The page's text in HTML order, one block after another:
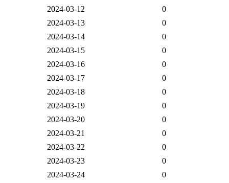
2024-03-12
0
2024-03-13
0
2024-03-14
0
2024-03-15
0
2024-03-16
0
2024-03-17
0
2024-03-18
0
2024-03-19
0
2024-03-20
0
2024-03-21
0
2024-03-22
0
2024-03-23
0
2024-03-24
0